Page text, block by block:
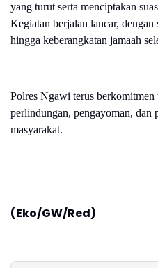
yang turut serta menciptakan
Kegiatan berjalan lancar, dengan
hingga keberangkatan jamaah
Polres Ngawi terus berkomitmen
perlindungan, pengayoman, dan
masyarakat.
(Eko/GW/Red)